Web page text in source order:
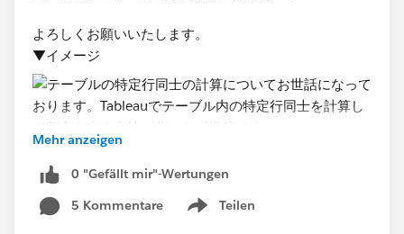
よろしくお願いいたします。
▼イメージ
Mehr anzeigen
0 "Gefällt mir"-Wertungen
5 Kommentare
Teilen
Show menu